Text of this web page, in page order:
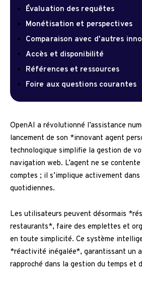
Évaluation des requêtes
Monétisation et perspectives
Comparaison avec d'autres
Accès et disponibilité
Références et ressources
Foire aux questions courantes
OpenAI a révolutionné l’assistance
lancement de son *innovant agent
technologique simplifie la gestion de
navigation web. L’agent ne se
comptes ; il s’implique activement
quotidiennes.
Les utilisateurs peuvent désormais
restaurants*, faire des emplettes et
en toute simplicité. Ce système
*réactivité inégalée*, garantissant un
rapproché dans la gestion du temps et